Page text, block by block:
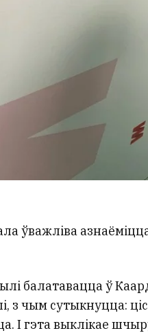
ўважліва
балатавацца ў
з чым сутыкнуцца:
І гэта выклікае